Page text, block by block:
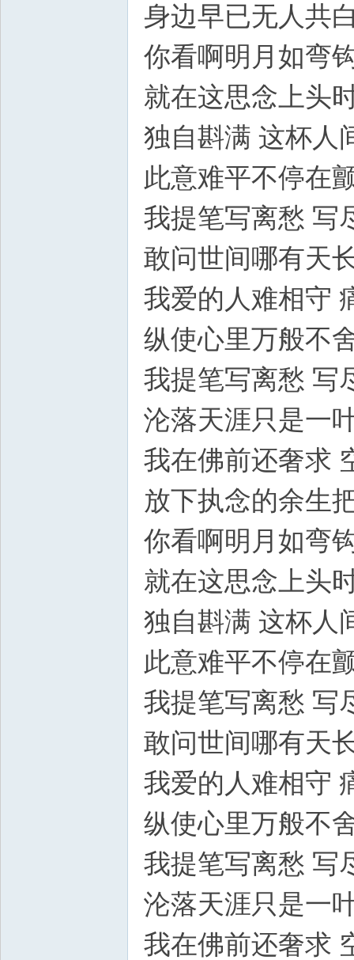
身边早已无人共
你看啊明月如弯
就在这思念上头
独自斟满 这杯人
此意难平不停在
我提笔写离愁 写
敢问世间哪有天
我爱的人难相守
纵使心里万般不
我提笔写离愁 写
沦落天涯只是一
我在佛前还奢求
放下执念的余生
你看啊明月如弯
就在这思念上头
独自斟满 这杯人
此意难平不停在
我提笔写离愁 写
敢问世间哪有天
我爱的人难相守
纵使心里万般不
我提笔写离愁 写
沦落天涯只是一
我在佛前还奢求